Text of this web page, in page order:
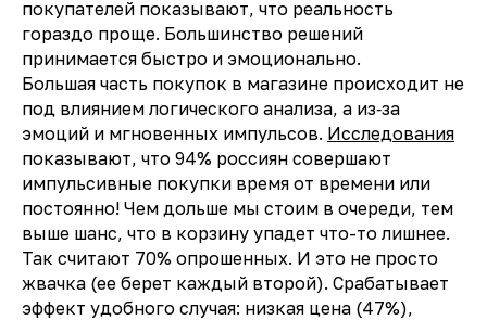
покупателей показывают, что реальность
гораздо проще. Большинство решений
принимается быстро и эмоционально.
Большая часть покупок в магазине происходит не
под влиянием логического анализа, а из‑за
эмоций и мгновенных импульсов. Исследования
показывают, что 94% россиян совершают
импульсивные покупки время от времени или
постоянно! Чем дольше мы стоим в очереди, тем
выше шанс, что в корзину упадет что-то лишнее.
Так считают 70% опрошенных. И это не просто
жвачка (ее берет каждый второй). Срабатывает
эффект удобного случая: низкая цена (47%),